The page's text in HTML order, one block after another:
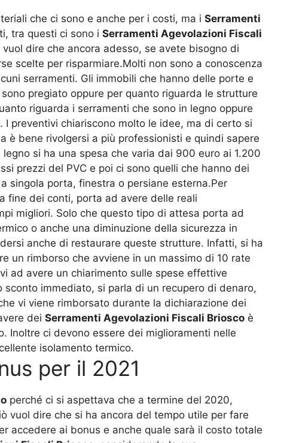
che ci sono e anche per i costi, ma i Serramenti
tra questi ci sono i Serramenti Agevolazioni Fiscali
dire che ancora adesso, se avete bisogno di
scelte per risparmiare.Molti non sono a conoscenza
serramenti. Gli immobili che hanno delle porte e
pregiato oppure per quanto riguarda le strutture
riguarda i serramenti che sono in legno oppure
preventivi chiariscono molto le idee, ma di certo si
è bene rivolgersi a più professionisti e quindi sapere
si ha una spesa che varia dai 900 euro ai 1.200
prezzi del PVC e poi ci sono quelli che hanno dei
singola porta, finestra o persiane esterna.Per
fine dei conti, porta ad avere delle reali
migliori. Solo che questo tipo di attesa porta ad
o anche una diminuzione della sicurezza in
anche di restaurare queste strutture. Infatti, si ha
un rimborso che avviene in un massimo di 10 rate
ad avere un chiarimento sulle spese effettive
immediato, si parla di un recupero di denaro,
vi viene rimborsato durante la dichiarazione dei
dei Serramenti Agevolazioni Fiscali Briosco è
Inoltre ci devono essere dei miglioramenti nelle
isolamento termico.
per il 2021
perché ci si aspettava che a termine del 2020,
vuol dire che si ha ancora del tempo utile per fare
accedere ai bonus e anche quale sarà il costo totale